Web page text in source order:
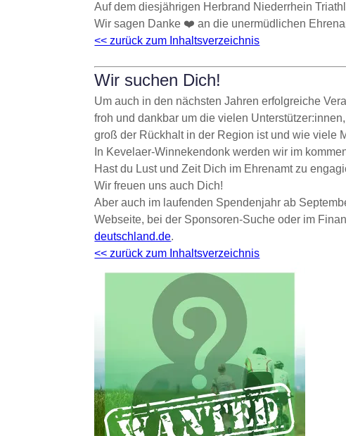
Auf dem diesjährigen Herbrand Niederrhein
Wir sagen Danke ❤️ an die unermüdlichen
<< zurück zum Inhaltsverzeichnis
Wir suchen Dich!
Um auch in den nächsten Jahren erfolgreiche
froh und dankbar um die vielen
groß der Rückhalt in der Region ist und wie viele
In Kevelaer-Winnekendonk werden wir im
Hast du Lust und Zeit Dich im Ehrenamt zu
Wir freuen uns auch Dich!
Aber auch im laufenden Spendenjahr ab
Webseite, bei der Sponsoren-Suche oder im
deutschland.de.
<< zurück zum Inhaltsverzeichnis